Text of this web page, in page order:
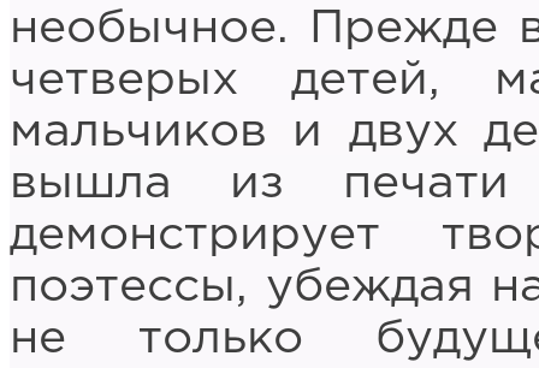
необычное. Прежде
четверых детей,
мальчиков и двух
вышла из печати
демонстрирует
поэтессы, убеждая
не только